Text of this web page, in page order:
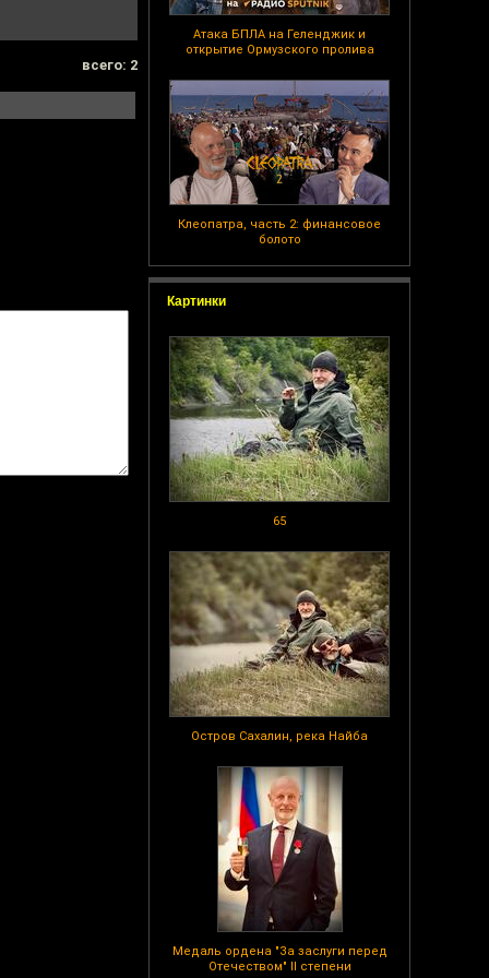
Атака БПЛА на Геленджик и
открытие Ормузского пролива
Клеопатра, часть 2: финансовое
болото
Картинки
65
Остров Сахалин, река Найба
Медаль ордена "За заслуги перед
Отечеством" II степени
всего: 2